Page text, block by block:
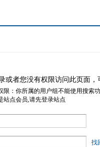
或者您没有权限访问此页面
限：你所属的用户组不能使用搜索
站点会员,请先登录站点
找